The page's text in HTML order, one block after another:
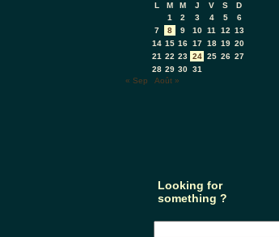
L M M J V S
D
1
2 3 4 5
6
7
8 9 10 11 12 13
14 15 16 17 18 19 20
21 22 23 24 25 26 27
28 29 30 31
« Sep
Août »
Looking for
something ?